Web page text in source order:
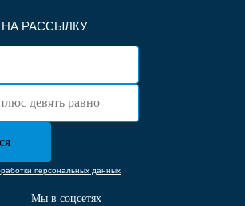
РАССЫЛКУ
персональных данных
Мы в соцсетях